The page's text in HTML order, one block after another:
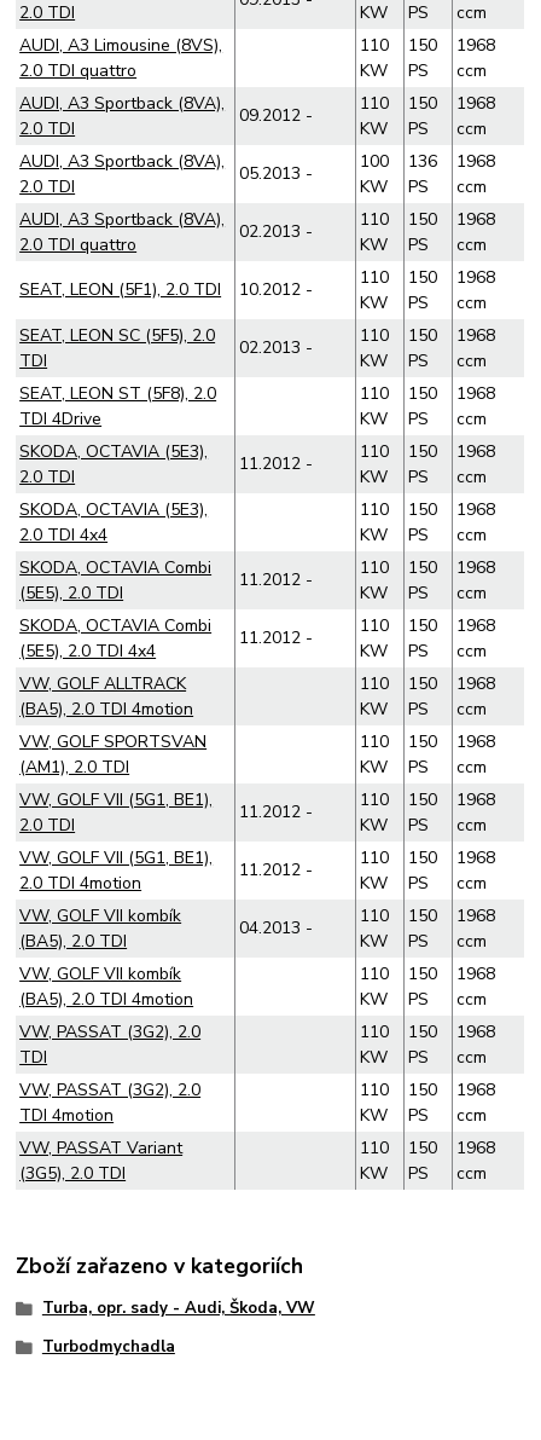
2.0 TDI KW PS
ccm
AUDI, A3 Limousine (8VS),
2.0 TDI quattro
110
KW
150
PS
1968
ccm
AUDI, A3 Sportback (8VA),
2.0 TDI
09.2012 -
110
KW
150
PS
1968
ccm
AUDI, A3 Sportback (8VA),
2.0 TDI
05.2013 -
100
KW
136
PS
1968
ccm
AUDI, A3 Sportback (8VA),
2.0 TDI quattro
02.2013 -
110
KW
150
PS
1968
ccm
SEAT, LEON (5F1), 2.0 TDI
10.2012 -
110
KW
150
PS
1968
ccm
SEAT, LEON SC (5F5), 2.0
TDI
02.2013 -
110
KW
150
PS
1968
ccm
SEAT, LEON ST (5F8), 2.0
TDI 4Drive
110
KW
150
PS
1968
ccm
SKODA, OCTAVIA (5E3),
2.0 TDI
11.2012 -
110
KW
150
PS
1968
ccm
SKODA, OCTAVIA (5E3),
2.0 TDI 4x4
110
KW
150
PS
1968
ccm
SKODA, OCTAVIA Combi
(5E5), 2.0 TDI
11.2012 -
110
KW
150
PS
1968
ccm
SKODA, OCTAVIA Combi
(5E5), 2.0 TDI 4x4
11.2012 -
110
KW
150
PS
1968
ccm
VW, GOLF ALLTRACK
(BA5), 2.0 TDI 4motion
110
KW
150
PS
1968
ccm
VW, GOLF SPORTSVAN
(AM1), 2.0 TDI
110
KW
150
PS
1968
ccm
VW, GOLF VII (5G1, BE1),
2.0 TDI
11.2012 -
110
KW
150
PS
1968
ccm
VW, GOLF VII (5G1, BE1),
2.0 TDI 4motion
11.2012 -
110
KW
150
PS
1968
ccm
VW, GOLF VII kombík
(BA5), 2.0 TDI
04.2013 -
110
KW
150
PS
1968
ccm
VW, GOLF VII kombík
(BA5), 2.0 TDI 4motion
110
KW
150
PS
1968
ccm
VW, PASSAT (3G2), 2.0
TDI
110
KW
150
PS
1968
ccm
VW, PASSAT (3G2), 2.0
TDI 4motion
110
KW
150
PS
1968
ccm
VW, PASSAT Variant
(3G5), 2.0 TDI
110
KW
150
PS
1968
ccm
Zboží zařazeno v kategoriích
Turba, opr. sady - Audi, Škoda, VW
Turbodmychadla